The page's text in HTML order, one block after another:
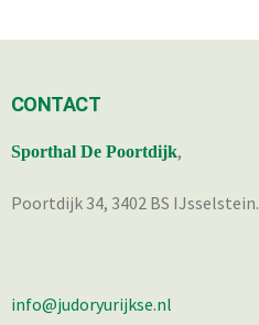
CONTACT
Sporthal De Poortdijk,
Poortdijk 34, 3402 BS IJsselstein.
info@judoryurijkse.nl